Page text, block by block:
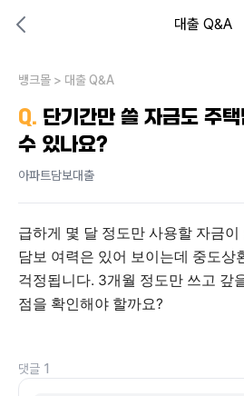
대출 Q&A
내 상황엔 어떤 방법이 있을까?
뱅크몰 > 대출 Q&A
Q. 단기간만 쓸 자금도 주
수 있나요?
아파트담보대출
급하게 몇 달 정도만 사용할 자금
담보 여력은 있어 보이는데 중도상
걱정됩니다. 3개월 정도만 쓰고 갚
점을 확인해야 할까요?
댓글 1